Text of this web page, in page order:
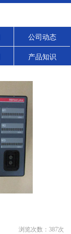
公司动态
产品知识
浏览次数： 387次